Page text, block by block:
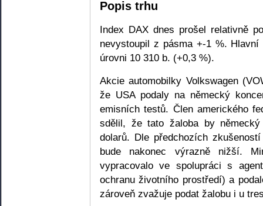
Popis trhu
Index DAX dnes prošel relativně
nevystoupil z pásma +-1 %.
úrovni 10 310 b. (+0,3 %).
Akcie automobilky Volkswagen
že USA podaly na německý
emisních testů. Člen amerického
sdělil, že tato žaloba by
dolarů. Dle předchozích
bude nakonec výrazně nižší.
vypracovalo ve spolupráci s
ochranu životního prostředí) a
zároveň zvažuje podat žalobu i u